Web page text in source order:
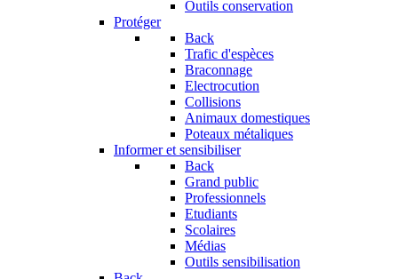
Outils conservation
Protéger
Back
Trafic d'espèces
Braconnage
Electrocution
Collisions
Animaux domestiques
Poteaux métaliques
Informer et sensibiliser
Back
Grand public
Professionnels
Etudiants
Scolaires
Médias
Outils sensibilisation